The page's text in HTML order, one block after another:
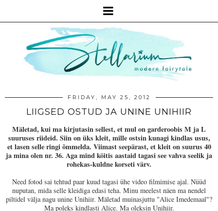
FRIDAY, MAY 25, 2012
LIIGSED OSTUD JA UNINE UNIHIIR
Mäletad, kui ma kirjutasin sellest, et mul on garderoobis M ja L
suuruses riideid. Siin on üks kleit, mille ostsin kunagi kindlas usus,
et lasen selle ringi õmmelda. Viimast seepärast, et kleit on suurus 40
ja mina olen nr. 36. Aga mind köitis aastaid tagasi see vahva seelik ja
rohekas-kuldne korseti värv.
Need fotod sai tehtud paar kuud tagasi ühe video filmimise ajal. Nüüd
nuputan, mida selle kleidiga edasi teha. Minu meelest näen ma nendel
piltidel välja nagu unine Unihiir. Mäletad muinasjuttu "Alice Imedemaal"?
Ma poleks kindlasti Alice. Ma oleksin Unihiir.